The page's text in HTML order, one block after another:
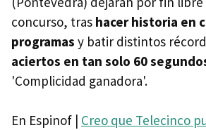
concurso, tras hacer historia en
programas y batir distintos
aciertos en tan solo 60
'Complicidad ganadora'.
En Espinof | Creo que Telecinco